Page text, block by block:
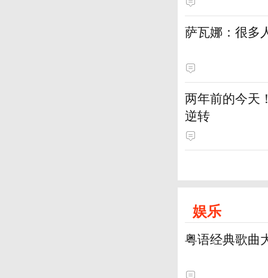
萨瓦娜：很多
两年前的今天
逆转
娱乐
粤语经典歌曲